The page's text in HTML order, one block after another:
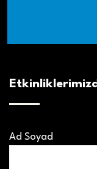
Ad Soyad